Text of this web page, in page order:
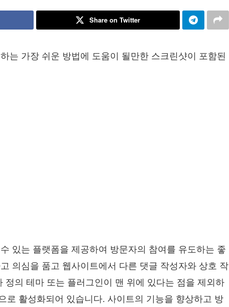
Share on Twitter
는 가장 쉬운 방법에 도움이 될만한 스크린샷이 포함된
있는 플랫폼을 제공하여 방문자의 참여를 유도하는 좋
의심을 품고 웹사이트에서 다른 댓글 작성자와 상호 작
의 테마 또는 플러그인이 맨 위에 있다는 점을 제외하
로 활성화되어 있습니다. 사이트의 기능을 향상하고 방